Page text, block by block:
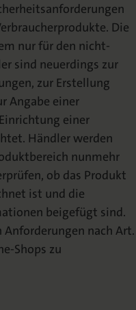
Die
nur für den nicht-
sind neuerdings zur
zur Erstellung
Angabe einer
einer
Händler werden
nunmehr
ob das Produkt
ist und die
beigefügt sind.
nach Art.
Shops zu